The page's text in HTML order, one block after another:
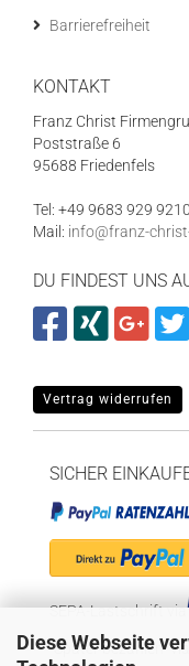
Diese Webseite
Barrierefreiheit
KONTAKT
Franz Christ
Poststraße 6
95688 Friedenfels
Tel: +49 9683 929 9210
Mail: info@franz-
DU FINDEST UNS
Vertrag widerrufen
SICHER
SEPA-Lastschrift via
"Später bezahlen" via